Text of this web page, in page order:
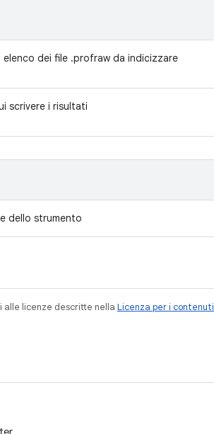
elenco dei file .profraw da indicizzare
scrivere i risultati
dello strumento
alle licenze descritte nella Licenza per i contenuti